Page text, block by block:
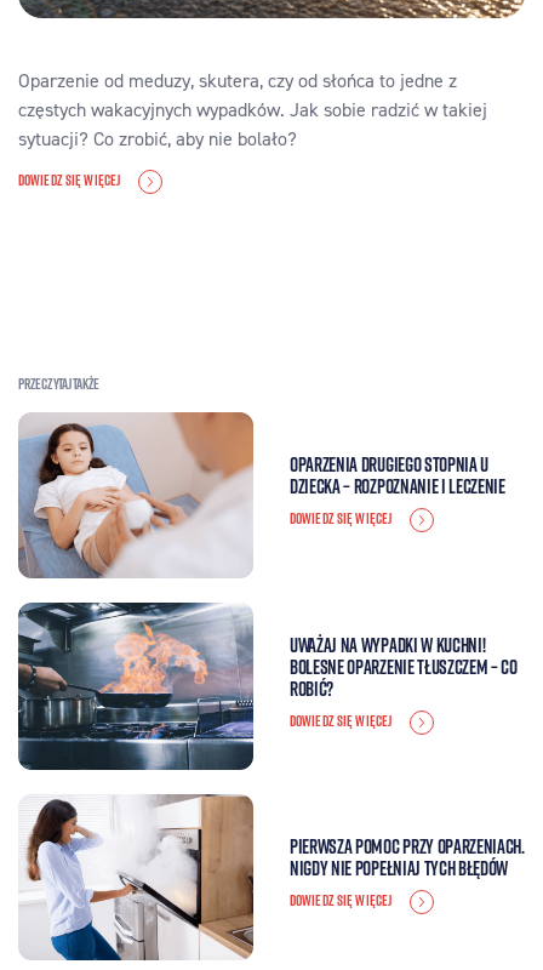
Oparzenie od meduzy, skutera, czy od słońca to jedne z
częstych wakacyjnych wypadków. Jak sobie radzić w takiej
sytuacji? Co zrobić, aby nie bolało?
DOWIEDZ SIĘ WIĘCEJ
Przeczytaj także
Oparzenia drugiego stopnia u
dziecka – rozpoznanie i leczenie
DOWIEDZ SIĘ WIĘCEJ
Uważaj na wypadki w kuchni!
Bolesne oparzenie tłuszczem – co
robić?
DOWIEDZ SIĘ WIĘCEJ
Pierwsza pomoc przy oparzeniach.
Nigdy nie popełniaj tych błędów
DOWIEDZ SIĘ WIĘCEJ